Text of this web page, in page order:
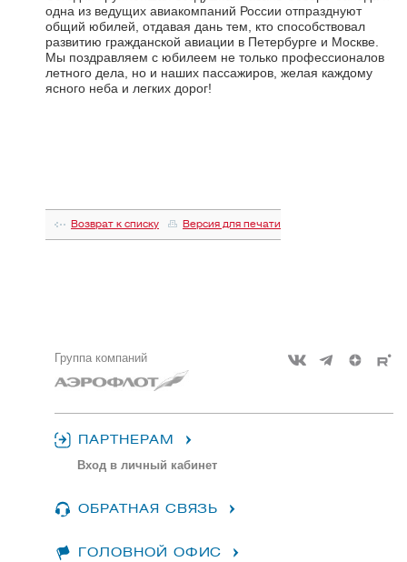
одна из ведущих авиакомпаний России отпразднуют
общий юбилей, отдавая дань тем, кто способствовал
развитию гражданской авиации в Петербурге и Москве.
Мы поздравляем с юбилеем не только профессионалов
летного дела, но и наших пассажиров, желая каждому
ясного неба и легких дорог!
Возврат к списку Версия для печати
Группа компаний
ПАРТНЕРАМ
Вход в личный кабинет
ОБРАТНАЯ СВЯЗЬ
ГОЛОВНОЙ ОФИС